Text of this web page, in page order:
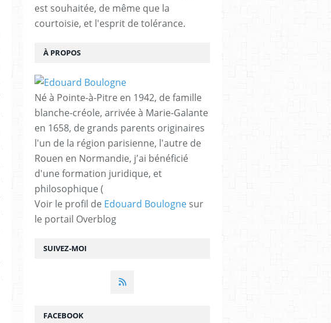
SUIVEZ-MOI
est souhaitée, de même que la
courtoisie, et l'esprit de tolérance.
À PROPOS
Né à Pointe-à-Pitre en 1942, de famille
blanche-créole, arrivée à Marie-Galante
en 1658, de grands parents originaires
l'un de la région parisienne, l'autre de
Rouen en Normandie, j'ai bénéficié
d'une formation juridique, et
philosophique (
Voir le profil de Edouard Boulogne sur
le portail Overblog
FACEBOOK